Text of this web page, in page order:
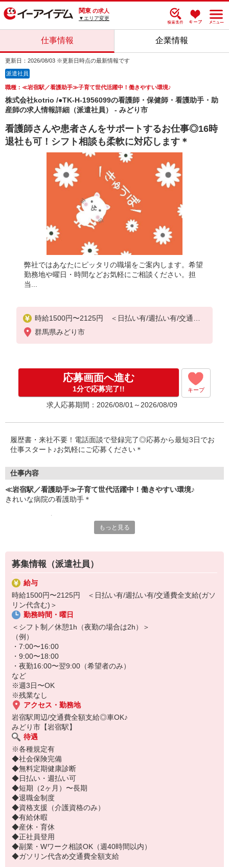
関東 の求人
▼エリア変更
仕事情報 企業情報
更新日：2026/08/03 ※更新日時点の最新情報です
派遣社員
職種：≪岩宿駅／看護助手≫子育て世代活躍中！働きやすい環境♪
株式会社kotrio /●TK-H-1956099の看護師・保健師・看護助手・助
産師の求人情報詳細（派遣社員） - みどり市
看護師さんや患者さんをサポートするお仕事◎16時
退社も可！シフト相談も柔軟に対応します＊
弊社ではあなたにピッタリの職場をご案内します。希望
勤務地や曜日・時間などお気軽にご相談ください。担
当...
時給1500円〜2125円 ＜日払い有/週払い有/交通費
全支給(ガソリン代含む)＞
群馬県みどり市
応募画面へ進む
1分で応募完了!! キープ
求人応募期間：2026/08/01～2026/08/09
履歴書・来社不要！電話面談で登録完了◎応募から最短3日でお
仕事スタート♪お気軽にご応募ください＊
仕事内容
≪岩宿駅／看護助手≫子育て世代活躍中！働きやすい環境♪
きれいな病院の看護助手＊
・シーツ交換
など
子育て世代（20代・30代・40代・50代）活躍中◎
「子どもが熱を出してしまって…」といった急なお休みや、「この
日は学校の行事があって…」といったシフトの相談など、柔軟に対
応します！
未経験スタートの先輩スタッフも多数！難しいことは特にないの
で、全く経験がなくても問題ありません♪わからないことは先輩スタ
ッフにすぐ聞ける環境です◎
もっと見る
募集情報（派遣社員）
給与
時給1500円〜2125円 ＜日払い有/週払い有/交通費全支給(ガソ
リン代含む)＞
勤務時間・曜日
＜シフト制／休憩1h（夜勤の場合は2h）＞
（例）
・7:00〜16:00
・9:00〜18:00
・夜勤16:00〜翌9:00（希望者のみ）
など
※週3日〜OK
※残業なし
アクセス・勤務地
岩宿駅周辺/交通費全額支給◎車OK♪
みどり市【岩宿駅】
待遇
※各種規定有
◆社会保険完備
◆無料定期健康診断
◆日払い・週払い可
◆短期（2ヶ月）〜長期
◆退職金制度
◆資格支援（介護資格のみ）
◆有給休暇
◆産休・育休
◆正社員登用
◆副業・Wワーク相談OK（週40時間以内）
◆ガソリン代含め交通費全額支給